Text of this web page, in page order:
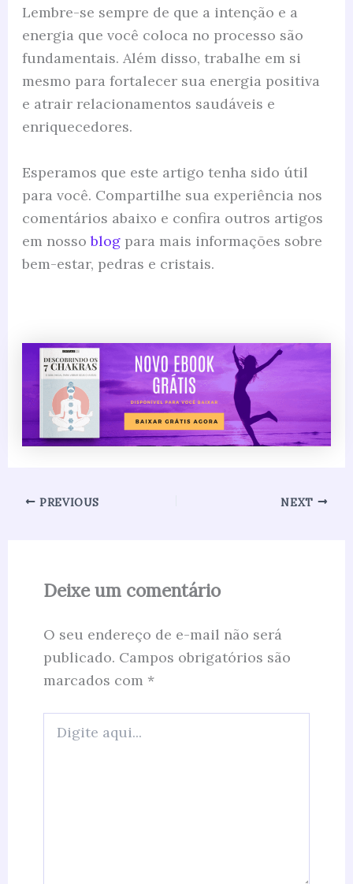
Lembre-se sempre de que a intenção e a
energia que você coloca no processo são
fundamentais. Além disso, trabalhe em si
mesmo para fortalecer sua energia positiva
e atrair relacionamentos saudáveis e
enriquecedores.
Esperamos que este artigo tenha sido útil
para você. Compartilhe sua experiência nos
comentários abaixo e confira outros artigos
em nossoblogpara mais informações sobre
bem-estar, pedras e cristais.
PREVIOUS NEXT
Deixe um comentário
O seu endereço de e-mail não será
publicado. Campos obrigatórios são
marcados com *
aqui...